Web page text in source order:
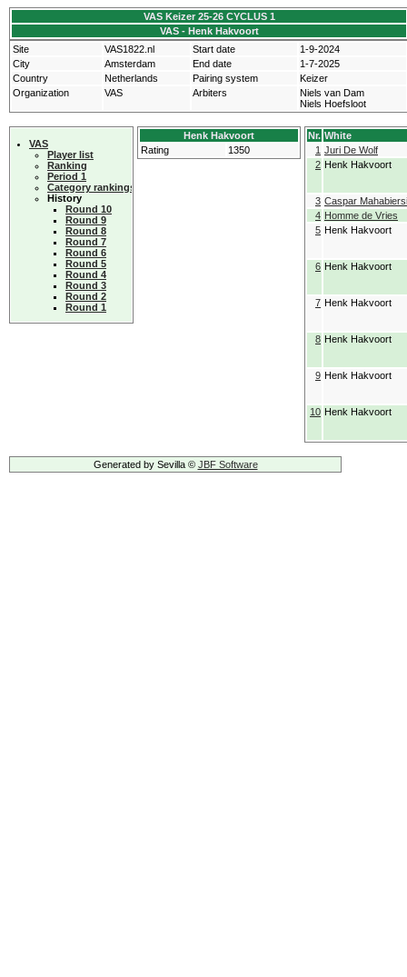
VAS Keizer 25-26 CYCLUS 1
VAS - Henk Hakvoort
Site
VAS1822.nl Start date
1-9-2024
City
Amsterdam End date
1-7-2025
Country
Netherlands Pairing system
Keizer
Organization
VAS Arbiters
Niels van Dam
Niels Hoefsloot
VAS
Player list
Ranking
Period 1
Category rankings
History
Round 10
Round 9
Round 8
Round 7
Round 6
Round 5
Round 4
Round 3
Round 2
Round 1
Henk Hakvoort
Rating
1350
Nr. White
1 Juri De Wolf
2 Henk Hakvoort
3 Caspar
4 Homme de Vries
5 Henk Hakvoort
6 Henk Hakvoort
7 Henk Hakvoort
8 Henk Hakvoort
9 Henk Hakvoort
10 Henk Hakvoort
Generated by Sevilla © JBF Software